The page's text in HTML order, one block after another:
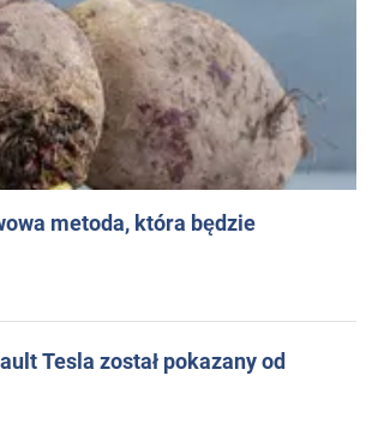
metoda, która będzie
Tesla został pokazany od